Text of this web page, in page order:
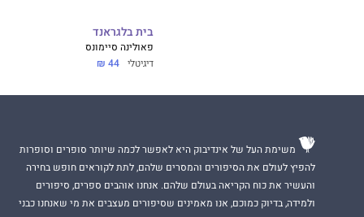
בית בלגראנד
פאולינה סיימונס
דיגיטלי 44 ₪
משימת העל של אינדיבוק היא לאפשר לכמה שיותר סופרים וסופרות
להפיץ לעולם את הסיפורים והמסרים שלהם, לתת לקוראים חופש בחירה
והעשיר את כוח הקריאה בעולם שלהם. אנחנו אוהבים ספרים, סיפורים
ולמידה, בדיוק כמוכם, אנו מאמינים שסיפורים מעצבים את מי שאנחנו כבני